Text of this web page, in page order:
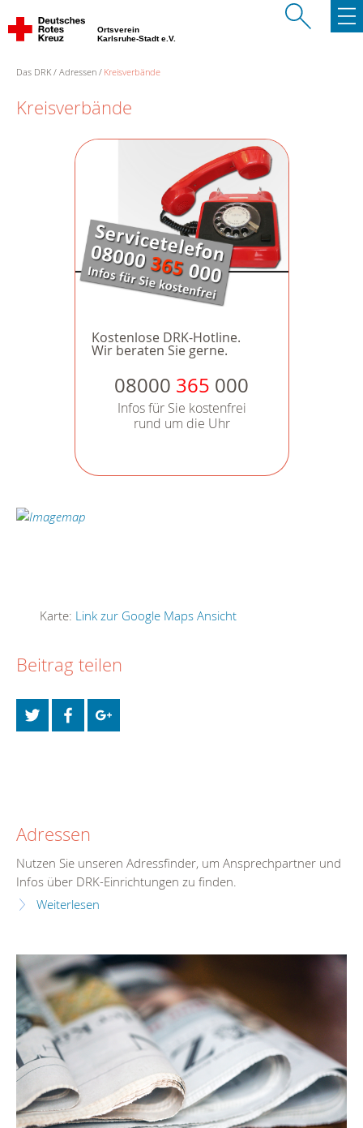
Ortsverein
Karlsruhe-Stadt e.V.
Das DRK Adressen Kreisverbände
Kreisverbände
Kostenlose DRK-Hotline.
Wir beraten Sie gerne.
08000 365 000
Infos für Sie kostenfrei
rund um die Uhr
Karte: Link zur Google Maps Ansicht
Beitrag teilen
Adressen
Nutzen Sie unseren Adressfinder, um Ansprechpartner und
Infos über DRK-Einrichtungen zu finden.
Weiterlesen